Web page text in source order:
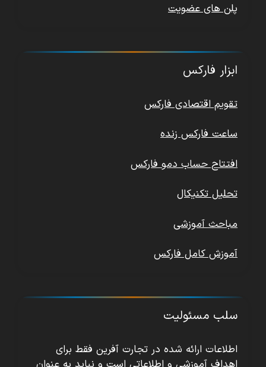
پلن های عضویت
ابزار فارکس
تقویم اقتصادی فارکس
ساعت فارکس زنده
افتتاح حساب دمو فارکس
تحلیل تکنیکال
مباحث آموزشی
آموزش کامل فارکس
سلب مسئولیت
اطلاعات ارائه شده در تجارت آفرین فقط برای